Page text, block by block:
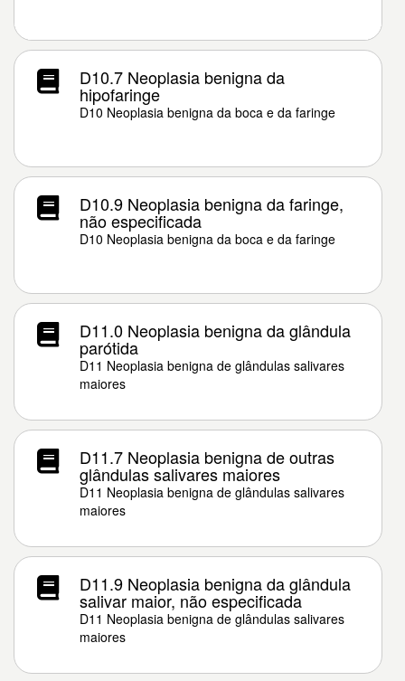
D10.7 Neoplasia benigna da
hipofaringe
D10 Neoplasia benigna da boca e da faringe
D10.9 Neoplasia benigna da faringe,
não especificada
D10 Neoplasia benigna da boca e da faringe
D11.0 Neoplasia benigna da glândula
parótida
D11 Neoplasia benigna de glândulas salivares
maiores
D11.7 Neoplasia benigna de outras
glândulas salivares maiores
D11 Neoplasia benigna de glândulas salivares
maiores
D11.9 Neoplasia benigna da glândula
salivar maior, não especificada
D11 Neoplasia benigna de glândulas salivares
maiores